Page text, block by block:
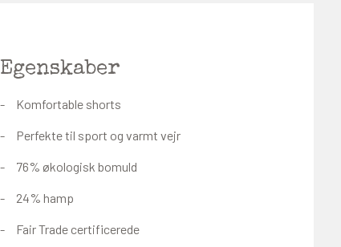
Egenskaber
Komfortable shorts
Perfekte til sport og varmt vejr
76% økologisk bomuld
24% hamp
Fair Trade certificerede